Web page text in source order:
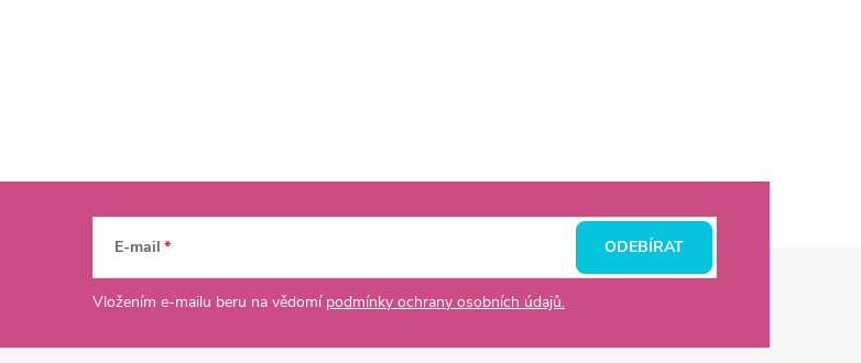
E-mail
Vložením e-mailu beru na vědomí podmínky ochrany osobních údajů.
ODEBÍRAT